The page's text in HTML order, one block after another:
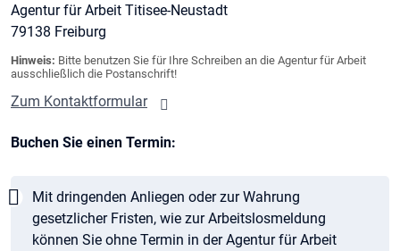
Agentur für Arbeit Titisee-Neustadt
79138 Freiburg
Hinweis: Bitte benutzen Sie für Ihre Schreiben an die Agentur für Arbeit
ausschließlich die Postanschrift!
Zum Kontaktformular
Buchen Sie einen Termin:
Mit dringenden Anliegen oder zur Wahrung
gesetzlicher Fristen, wie zur Arbeitslosmeldung
können Sie ohne Termin in der Agentur für Arbeit